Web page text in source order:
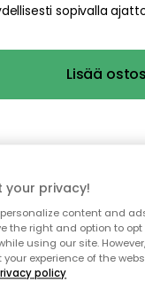
sopivalla
Lisää
yli 79 €*
toimitukset
30 päivän ajan
your privacy!
content and
the right and option to
using our site.
experience of the
policy